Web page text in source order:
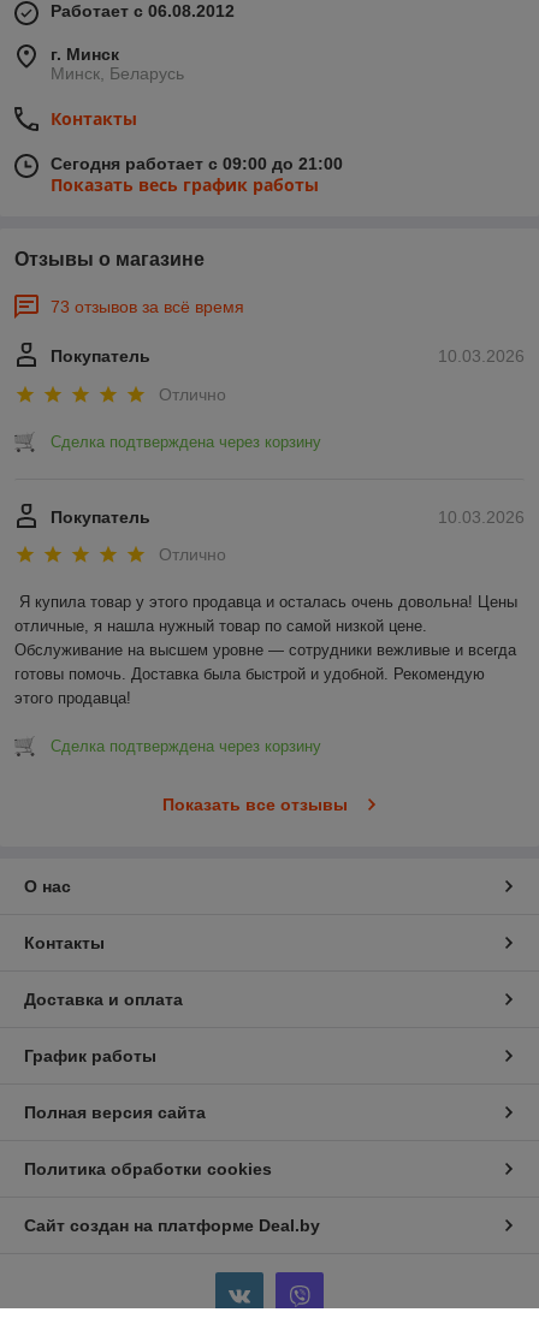
Работает с 06.08.2012
г. Минск
Минск, Беларусь
Контакты
Сегодня работает с 09:00 до 21:00
Показать весь график работы
Отзывы о магазине
73 отзывов за всё время
10.03.2026
Покупатель
Отлично
Сделка подтверждена через корзину
10.03.2026
Покупатель
Отлично
Я купила товар у этого продавца и осталась очень довольна! Цены
отличные, я нашла нужный товар по самой низкой цене.
Обслуживание на высшем уровне — сотрудники вежливые и всегда
готовы помочь. Доставка была быстрой и удобной. Рекомендую
этого продавца!
Сделка подтверждена через корзину
Показать все отзывы
О нас
Контакты
Доставка и оплата
График работы
Полная версия сайта
Политика обработки cookies
Сайт создан на платформе Deal.by